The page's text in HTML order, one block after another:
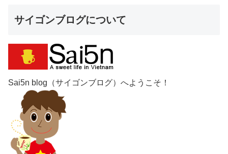
サイゴンブログについて
Sai5n blog（サイゴンブログ）へようこそ！